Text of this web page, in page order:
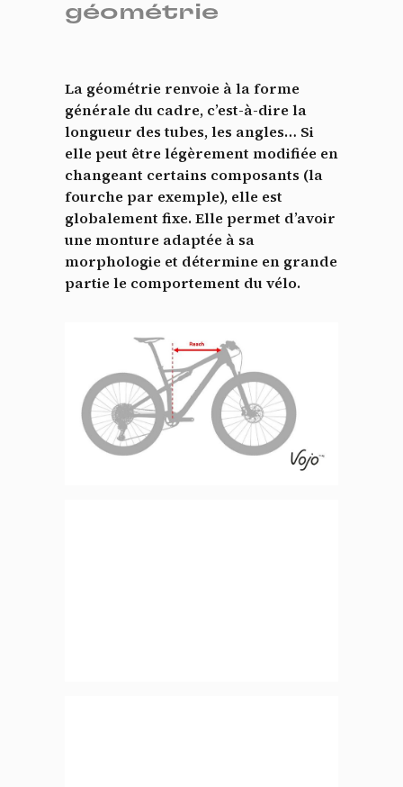
géométrie
La géométrie renvoie à la forme
générale du cadre, c’est-à-dire la
longueur des tubes, les angles… Si
elle peut être légèrement modifiée en
changeant certains composants (la
fourche par exemple), elle est
globalement fixe. Elle permet d’avoir
une monture adaptée à sa
morphologie et détermine en grande
partie le comportement du vélo.